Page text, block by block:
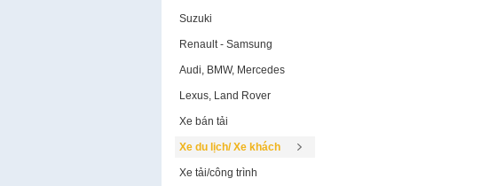
Suzuki
Renault - Samsung
Audi, BMW, Mercedes
Lexus, Land Rover
Xe bán tải
Xe du lịch/ Xe khách
Xe tải/công trình